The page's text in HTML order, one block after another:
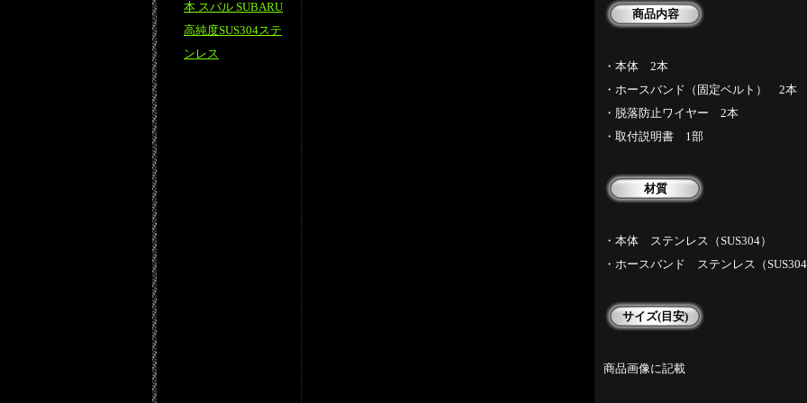
本 スバル SUBARU
高純度SUS304ステ
ンレス
商品内容
・本体 2本
・ホースバンド（固定ベルト） 2本
・脱落防止ワイヤー 2本
・取付説明書 1部
材質
・本体 ステンレス（SUS304）
・ホースバンド ステンレス（
サイズ(目安)
商品画像に記載